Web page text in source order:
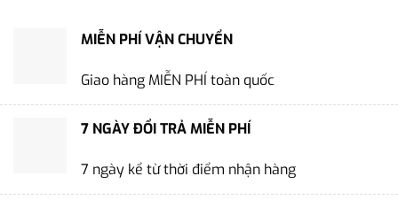
MIỄN PHÍ VẬN CHUYỂN
Giao hàng MIỄN PHÍ toàn quốc
7 NGÀY ĐỔI TRẢ MIỄN PHÍ
7 ngày kể từ thời điểm nhận hàng